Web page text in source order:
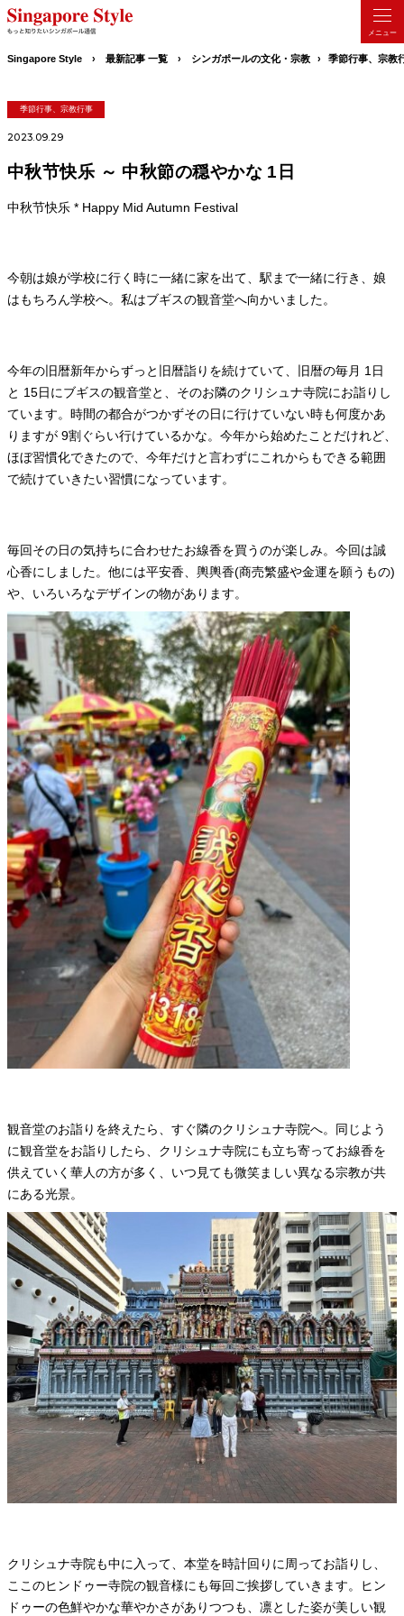
Singapore Style 最新記事 一覧 シンガポールの文化・宗教 季節行事、宗教
季節行事、宗教行事
2023.09.29
中秋节快乐 ～ 中秋節の穏やかな 1日
中秋节快乐 * Happy Mid Autumn Festival
今朝は娘が学校に行く時に一緒に家を出て、駅まで一緒に行き、娘
はもちろん学校へ。私はブギスの観音堂へ向かいました。
今年の旧暦新年からずっと旧暦詣りを続けていて、旧暦の毎月 1日
と 15日にブギスの観音堂と、そのお隣のクリシュナ寺院にお詣りし
ています。時間の都合がつかずその日に行けていない時も何度かあ
りますが 9割ぐらい行けているかな。今年から始めたことだけれど、
ほぼ習慣化できたので、今年だけと言わずにこれからもできる範囲
で続けていきたい習慣になっています。
毎回その日の気持ちに合わせたお線香を買うのが楽しみ。今回は誠
心香にしました。他には平安香、輿輿香(商売繁盛や金運を願うもの)
や、いろいろなデザインの物があります。
観音堂のお詣りを終えたら、すぐ隣のクリシュナ寺院へ。同じよう
に観音堂をお詣りしたら、クリシュナ寺院にも立ち寄ってお線香を
供えていく華人の方が多く、いつ見ても微笑ましい異なる宗教が共
にある光景。
クリシュナ寺院も中に入って、本堂を時計回りに周ってお詣りし、
ここのヒンドゥー寺院の観音様にも毎回ご挨拶していきます。ヒン
ドゥーの色鮮やかな華やかさがありつつも、凛とした姿が美しい観